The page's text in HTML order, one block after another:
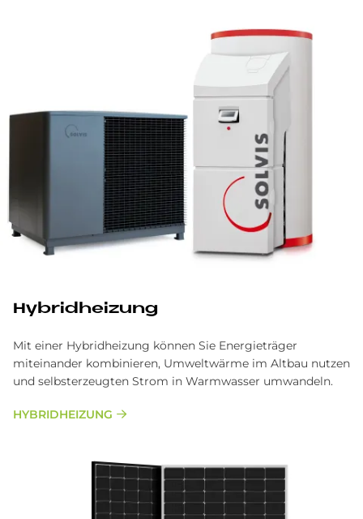
Hybridheizung
Mit einer Hybridheizung können Sie Energieträger
miteinander kombinieren, Umweltwärme im Altbau nutzen
und selbsterzeugten Strom in Warmwasser umwandeln.
HYBRIDHEIZUNG